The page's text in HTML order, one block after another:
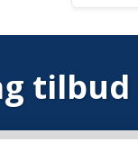
tilbud